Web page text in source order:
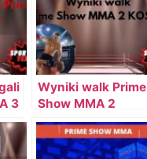
3
Wyniki walk Prime
Show MMA 2
Kosmos